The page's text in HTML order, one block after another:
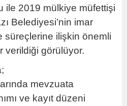
ile 2019 mülkiye müfettişi
Belediyesi’nin imar
süreçlerine ilişkin önemli
verildiği görülüyor.
mevzuata
ve kayıt düzeni